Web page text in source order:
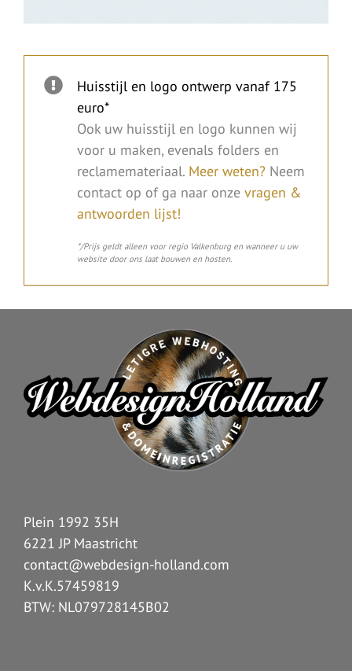
Huisstijl en logo ontwerp vanaf 175
euro*
Ook uw huisstijl en logo kunnen wij
voor u maken, evenals folders en
reclamemateriaal. Meer weten?Neem
contact op of ga naar onze vragen &
antwoorden lijst!
*/Prijs geldt alleen voor regio Valkenburg en wanneer u uw
website door ons laat bouwen en hosten.
Plein 1992 35H
6221 JP Maastricht
contact@webdesign-holland.com
K.v.K.57459819
BTW: NL079728145B02